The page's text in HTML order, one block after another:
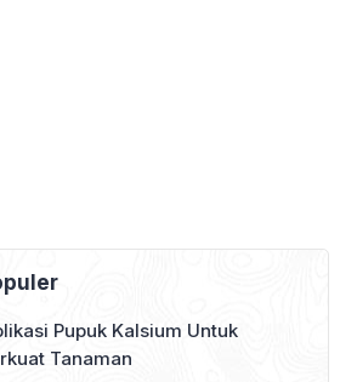
Pupuk Kalsium Untuk
Tanaman